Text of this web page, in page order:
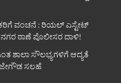
ವಂಚನೆ : ರಿಯಲ್ ಎಸ್ಟೇಟ್
ಠಾಣೆ ಪೊಲೀಸರ ದಾಳಿ!
ಶಾಲಾ ಸೌಲಭ್ಯಗಳಿಗೆ ಆದ್ಯತೆ
ಸಲಹೆ